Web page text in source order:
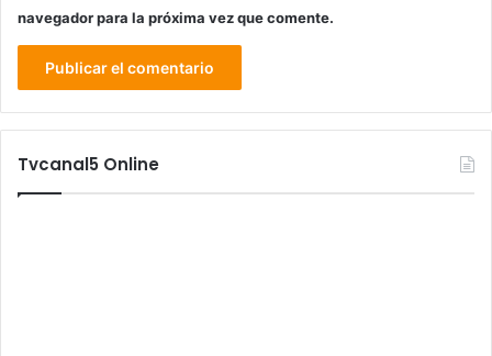
navegador para la próxima vez que comente.
Tvcanal5 Online